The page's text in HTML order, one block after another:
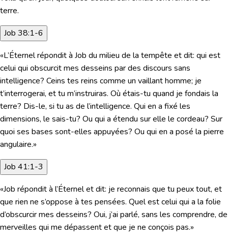
terre.
Job 38:1-6
«L’Éternel répondit à Job du milieu de la tempête et dit: qui est
celui qui obscurcit mes desseins par des discours sans
intelligence? Ceins tes reins comme un vaillant homme; je
t’interrogerai, et tu m’instruiras. Où étais-tu quand je fondais la
terre? Dis-le, si tu as de l’intelligence. Qui en a fixé les
dimensions, le sais-tu? Ou qui a étendu sur elle le cordeau? Sur
quoi ses bases sont-elles appuyées? Ou qui en a posé la pierre
angulaire.»
Job 41:1-3
«Job répondit à l’Éternel et dit: je reconnais que tu peux tout, et
que rien ne s’oppose à tes pensées. Quel est celui qui a la folie
d’obscurcir mes desseins? Oui, j’ai parlé, sans les comprendre, de
merveilles qui me dépassent et que je ne conçois pas.»